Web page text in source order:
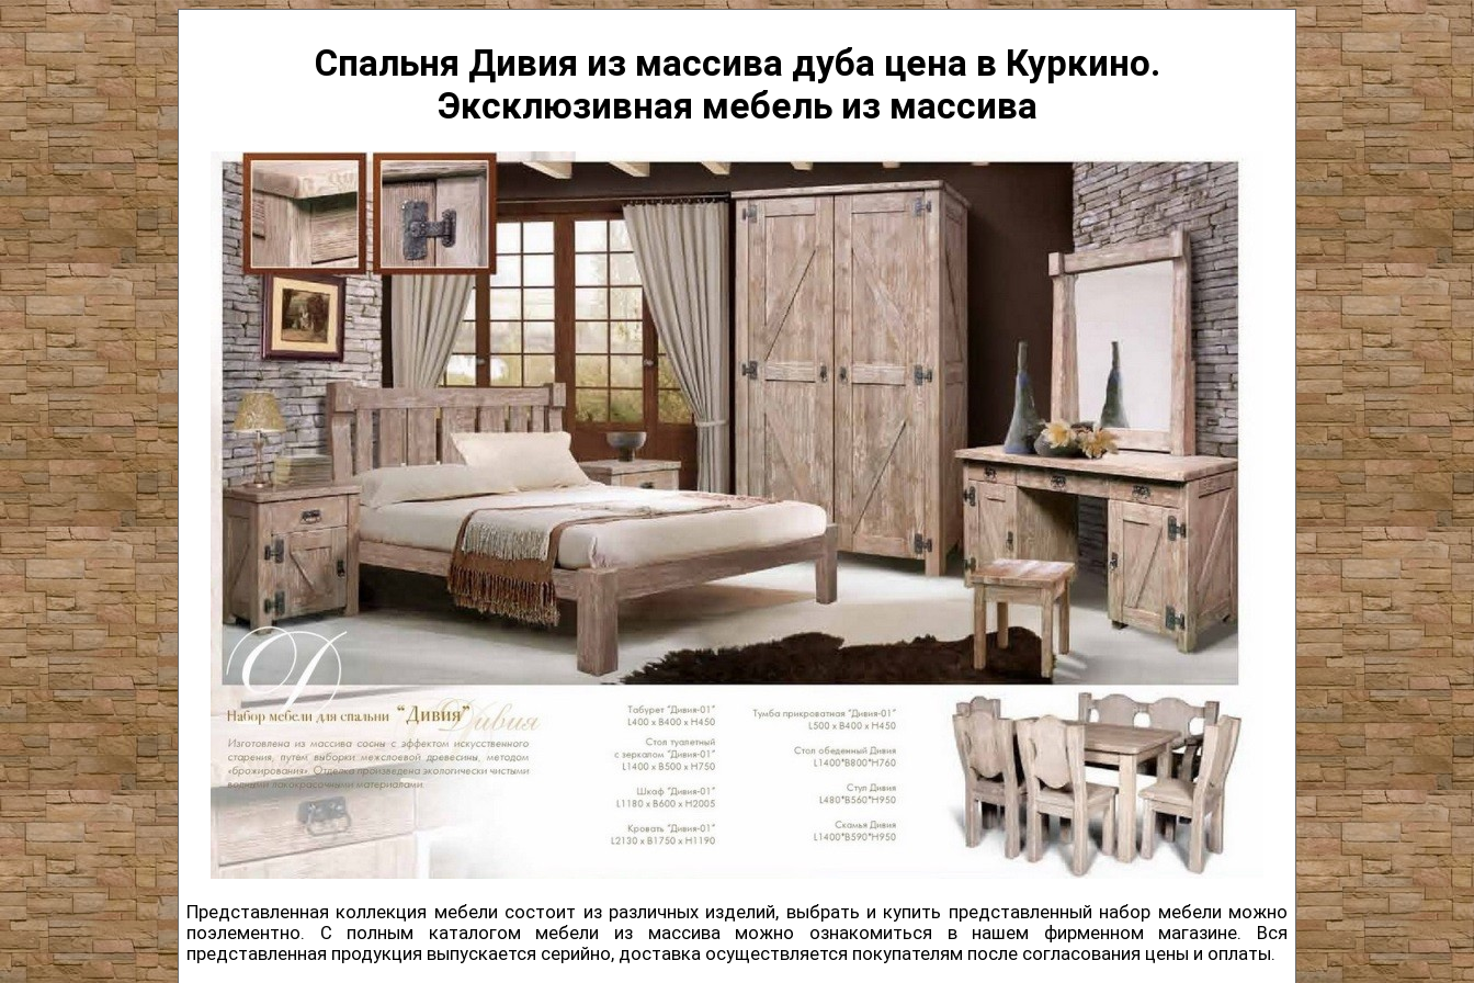
Спальня Дивия из массива дуба цена в Куркино.
Эксклюзивная мебель из массива
Представленная коллекция мебели состоит из различных изделий, выбрать и купить представленный набор мебели можно
поэлементно. С полным каталогом мебели из массива можно ознакомиться в нашем фирменном магазине. Вся
представленная продукция выпускается серийно, доставка осуществляется покупателям после согласования цены и оплаты.